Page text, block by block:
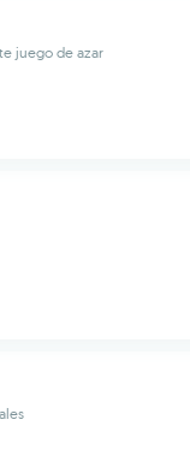
juego de azar